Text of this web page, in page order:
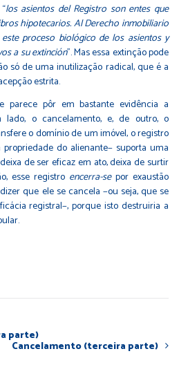
los asientos del Registro son entes que
hipotecarios. Al Derecho inmobiliario
proceso biológico de los asientos y
a su extinción”. Mas essa extinção pode
só de uma inutilização radical, que é a
estrita.
parece pôr em bastante evidência a
o cancelamento, e, de outro, o
o domínio de um imóvel, o registro
do alienante− suporta uma
de ser eficaz em ato, deixa de surtir
esse registro encerra-sepor exaustão
que ele se cancela −ou seja, que se
registral−, porque isto destruiria a
parte)
Cancelamento (terceira parte)